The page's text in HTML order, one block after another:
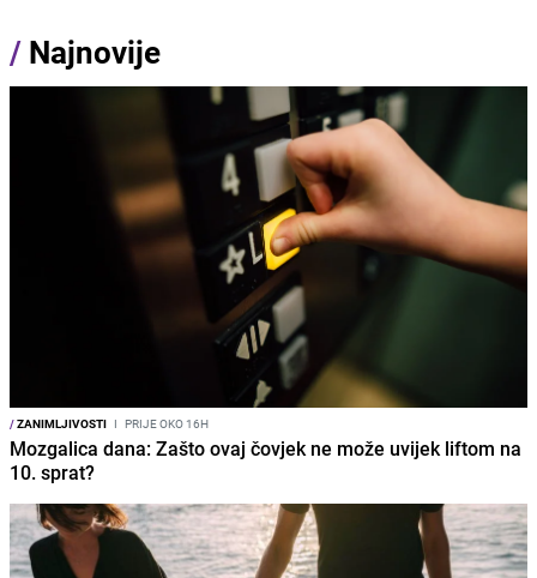
/ Najnovije
/ZANIMLJIVOSTI I PRIJE OKO 16H
Mozgalica dana: Zašto ovaj čovjek ne može uvijek liftom na
10. sprat?